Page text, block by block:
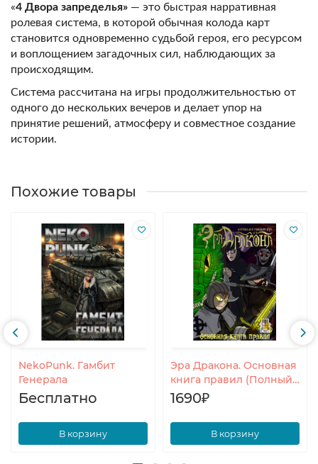
«4 Двора запределья» — это быстрая нарративная
ролевая система, в которой обычная колода карт
становится одновременно судьбой героя, его ресурсом
и воплощением загадочных сил, наблюдающих за
происходящим.
Система рассчитана на игры продолжительностью от
одного до нескольких вечеров и делает упор на
принятие решений, атмосферу и совместное создание
истории.
Похожие товары
NekoPunk. Гамбит
Генерала
Бесплатно
В корзину
Эра Дракона. Основная
книга правил (Полный
комплект)
1690₽
В корзину